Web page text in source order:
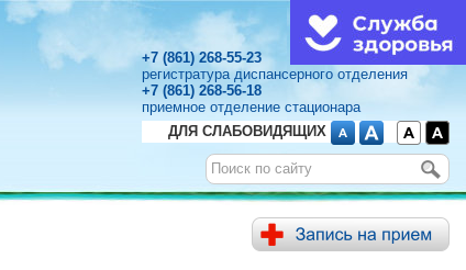
+7 (861) 268-55-23
регистратура диспансерного отделения
+7 (861) 268-56-18
приемное отделение стационара
ДЛЯ СЛАБОВИДЯЩИХ